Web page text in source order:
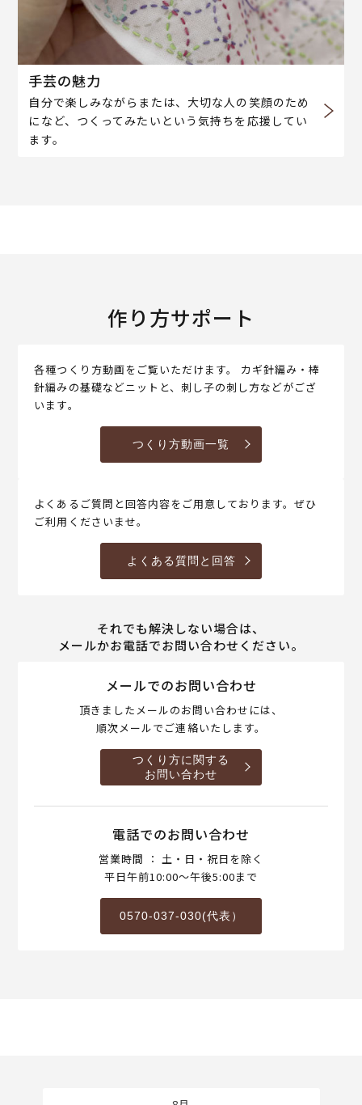
手芸の魅力
自分で楽しみながらまたは、大切な人の笑顔のため
になど、つくってみたいという気持ちを応援してい
ます。
作り方サポート
各種つくり方動画をご覧いただけます。 カギ針編み・棒
針編みの基礎などニットと、刺し子の刺し方などがござ
います。
つくり方動画一覧
よくあるご質問と回答内容をご用意しております。ぜひ
ご利用くださいませ。
よくある質問と回答
それでも解決しない場合は、
メールかお電話でお問い合わせください。
メールでのお問い合わせ
頂きましたメールのお問い合わせには、
順次メールでご連絡いたします。
つくり方に関する
お問い合わせ
電話でのお問い合わせ
営業時間 ： 土・日・祝日を除く
平日午前10:00～午後5:00まで
0570-037-030(代表）